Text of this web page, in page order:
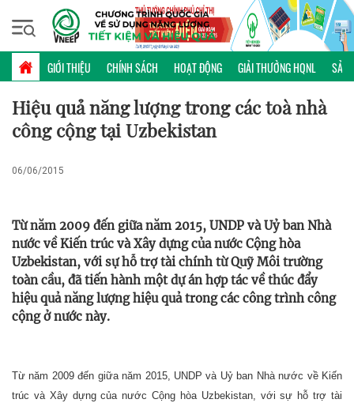
GIỚI THIỆU CHÍNH SÁCH HOẠT ĐỘNG GIẢI THƯỞNG HQNL SẢN
Thứ hai, 10/08/2026 | 10:17 GMT+7
PHỔ BIẾN KIẾN THỨC
Hiệu quả năng lượng trong các toà nhà
công cộng tại Uzbekistan
06/06/2015
Từ năm 2009 đến giữa năm 2015, UNDP và Uỷ ban Nhà
nước về Kiến trúc và Xây dựng của nước Cộng hòa
Uzbekistan, với sự hỗ trợ tài chính từ Quỹ Môi trường
toàn cầu, đã tiến hành một dự án hợp tác về thúc đẩy
hiệu quả năng lượng hiệu quả trong các công trình công
cộng ở nước này.
Từ năm 2009 đến giữa năm 2015, UNDP và Uỷ ban Nhà nước về Kiến
trúc và Xây dựng của nước Cộng hòa Uzbekistan, với sự hỗ trợ tài